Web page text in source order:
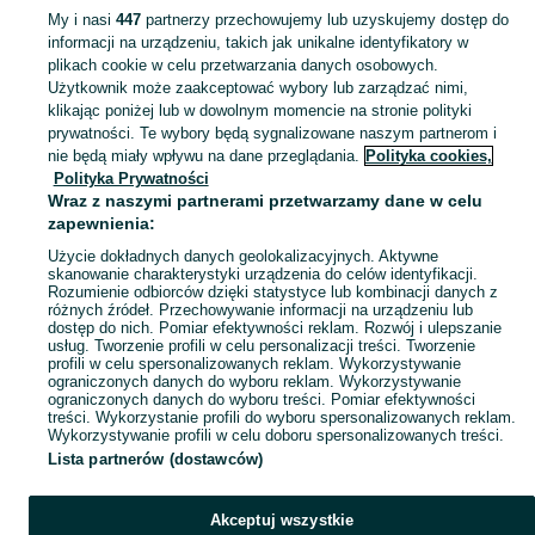
KATEGORIA
Sprzedaż styropianu i płyt styropianowych Jaworze ▶️ Szeroki wybór produktów ✅ Nowe i używane w atrakcyjnych cenach ✌ Sprawdź oferty na OLX.pl! Zobacz
Mapa kategorii
Mapa miejscowości
Mapa ministron
Popularne wyszukiwania
My i nasi 447partnerzy przechowujemy lub uzyskujemy dostęp do
informacji na urządzeniu, takich jak unikalne identyfikatory w
plikach cookie w celu przetwarzania danych osobowych.
Użytkownik może zaakceptować wybory lub zarządzać nimi,
klikając poniżej lub w dowolnym momencie na stronie polityki
prywatności. Te wybory będą sygnalizowane naszym partnerom i
nie będą miały wpływu na dane przeglądania. Polityka cookies,
Polityka Prywatności
Wraz z naszymi partnerami przetwarzamy dane w celu
zapewnienia:
Użycie dokładnych danych geolokalizacyjnych. Aktywne
skanowanie charakterystyki urządzenia do celów identyfikacji.
Rozumienie odbiorców dzięki statystyce lub kombinacji danych z
różnych źródeł. Przechowywanie informacji na urządzeniu lub
dostęp do nich. Pomiar efektywności reklam. Rozwój i ulepszanie
usług. Tworzenie profili w celu personalizacji treści. Tworzenie
profili w celu spersonalizowanych reklam. Wykorzystywanie
ograniczonych danych do wyboru reklam. Wykorzystywanie
ograniczonych danych do wyboru treści. Pomiar efektywności
treści. Wykorzystanie profili do wyboru spersonalizowanych reklam.
Wykorzystywanie profili w celu doboru spersonalizowanych treści.
Lista partnerów (dostawców)
Akceptuj wszystkie